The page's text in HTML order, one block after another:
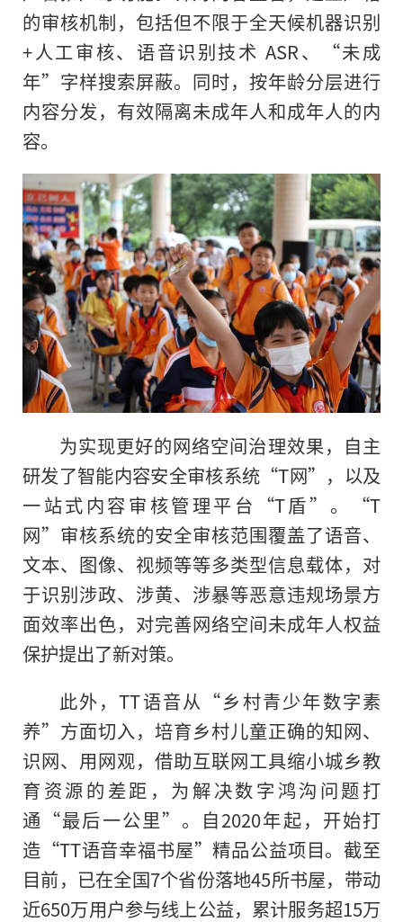
的审核机制，包括但不限于全天候机器识别
+人工审核、语音识别技术 ASR、“未成
年”字样搜索屏蔽。同时，按年龄分层进行
内容分发，有效隔离未成年人和成年人的内
容。
为实现更好的网络空间治理效果，自主
研发了智能内容安全审核系统“T网”，以及
一站式内容审核管理平 台“T盾”。“T
网”审核系统的安全审核范围覆盖了语音、
文本、图像、视频等等多类型信息载体，对
于识别涉政、涉黄、涉暴等恶意违规场景方
面效率出色，对完善网络空间未成年人权益
保护提出了新对策。
此外，TT语音从“乡村青少年数字素
养”方面切入，培育乡村儿童正确的知网、
识网、用网观，借助互联网工具缩小城乡教
育资源的差距，为解决数字鸿沟问题打
通“最后一公里”。自2020年起，开始打
造“TT语音幸福书屋”精品公益项目。截至
目前，已在全国7个省份落地45所书屋，带动
近650万用户参与线上公益，累计服务超15万